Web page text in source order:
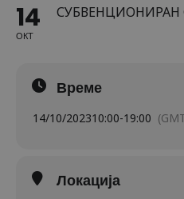
14
ОКТ
Време
14/10/202310:00-19:00
Локација